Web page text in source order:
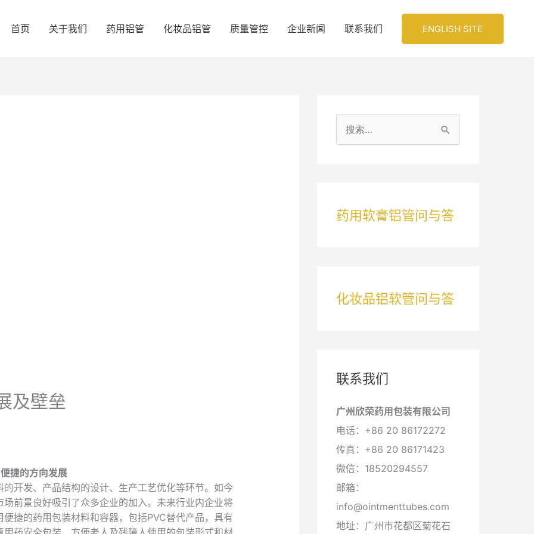
首页 关于我们 药用铝管 化妆品铝管 质量管控 企业新闻 联系我们 ENGLISH SITE
及壁垒
捷的方向发展
开发、产品结构的设计、生产工艺优化等环节。如今
前景良好吸引了众多企业的加入。未来行业内企业将
捷的药用包装材料和容器，包括PVC替代产品，具有
药用软膏铝管问与答
化妆品铝软管问与答
联系我们
广州欣荣药用包装有限公司
电话：+86 20 86172272
传真：+86 20 86171423
微信：18520294557
邮箱：
info@ointmenttubes.com
地址：广州市花都区菊花石